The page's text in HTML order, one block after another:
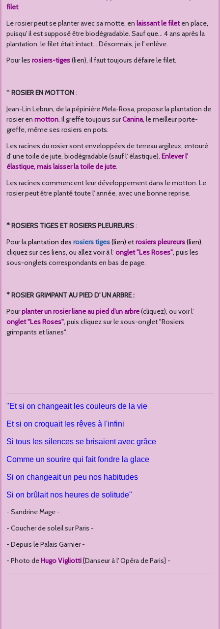
filet.
Le rosier peut se planter avec sa motte, en laissant le fileten place,
puisqu' il est supposé être biodégradable. Sauf que... 4 ans après la
plantation, le filet était intact... Désormais, je l' enlève.
Pour les rosiers-tiges(lien), il faut toujours défaire le filet.
* ROSIER EN MOTTON:
Jean-Lin Lebrun, de la pépinière Mela-Rosa, propose la plantation de
rosier en motton. Il greffe toujours surCanina, le meilleur porte-
greffe, même ses rosiers en pots.
Les racines du rosier sont enveloppées de terreau argileux, entouré
d' une toile de jute, biodégradable (sauf l' élastique). Enlever l'
élastique, mais laisser la toile de jute.
Les racines commencent leur développement dans le motton. Le
rosier peut être planté toute l' année, avec une bonne reprise.
* ROSIERS TIGES ET ROSIERS PLEUREURS:
Pour laplantation des rosiers tiges(lien) etrosiers pleureurs(lien),
cliquez sur ces liens, ou allez voir à l’ onglet "Les Roses", puis les
sous-onglets correspondants en bas de page.
* ROSIER GRIMPANT AU PIED D' UN ARBRE :
Pourplanter un rosier liane au pied d’un arbre(cliquez), ou voir l’
onglet "Les Roses", puis cliquez sur le sous-onglet "Rosiers
grimpants et lianes".
"Et si on changeait les couleurs de la vie
Et si on croquait les rêves à l'infini
Si tous les silences se brisaient avec grâce
Comme un sourire qui fait fondre la glace
Si on changeait un peu nos habitudes
Si on brûlait nos heures de solitude"
- Sandrine Mage -
- Coucher de soleil sur Paris -
- Depuis le Palais Garnier -
- Photo deHugo Vigliotti[Danseur à l' Opéra de Paris] -